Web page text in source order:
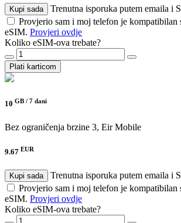
Kupi sada
Trenutna isporuka putem emaila i
Provjerio sam i moj telefon je kompatibilan
eSIM. Provjeri ovdje
Koliko eSIM-ova trebate?
Plati karticom
10 GB / 7 dani
Bez ograničenja brzine 3, Eir Mobile
9.67 EUR
Kupi sada
Trenutna isporuka putem emaila i
Provjerio sam i moj telefon je kompatibilan
eSIM. Provjeri ovdje
Koliko eSIM-ova trebate?